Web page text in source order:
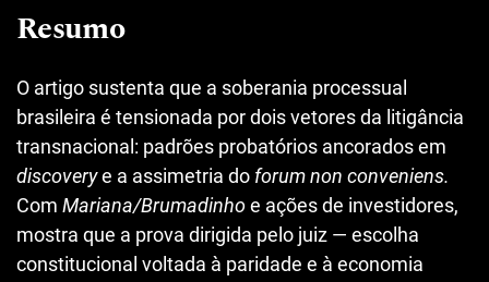
Resumo
O artigo sustenta que a soberania processual
brasileira é tensionada por dois vetores da litigância
transnacional: padrões probatórios ancorados em
discoverye a assimetria do forum non conveniens.
Com Mariana/Brumadinhoe ações de investidores,
mostra que a prova dirigida pelo juiz — escolha
constitucional voltada à paridade e à economia